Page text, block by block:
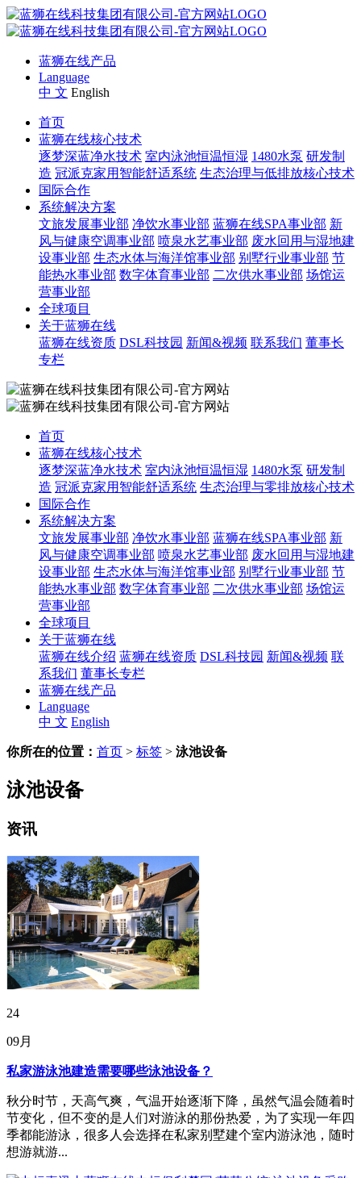
蓝狮在线产品
Language
中 文 English
首页
蓝狮在线核心技术
逐梦深蓝净水技术 室内泳池恒温恒湿 1480水泵 研发制
造 冠派克家用智能舒适系统 生态治理与低排放核心技术
国际合作
系统解决方案
文旅发展事业部 净饮水事业部 蓝狮在线SPA事业部 新
风与健康空调事业部 喷泉水艺事业部 废水回用与湿地建
设事业部 生态水体与海洋馆事业部 别墅行业事业部 节
能热水事业部 数字体育事业部 二次供水事业部 场馆运
营事业部
全球项目
关于蓝狮在线
蓝狮在线资质 DSL科技园 新闻&视频 联系我们 董事长
专栏
首页
蓝狮在线核心技术
逐梦深蓝净水技术 室内泳池恒温恒湿 1480水泵 研发制
造 冠派克家用智能舒适系统 生态治理与零排放核心技术
国际合作
系统解决方案
文旅发展事业部 净饮水事业部 蓝狮在线SPA事业部 新
风与健康空调事业部 喷泉水艺事业部 废水回用与湿地建
设事业部 生态水体与海洋馆事业部 别墅行业事业部 节
能热水事业部 数字体育事业部 二次供水事业部 场馆运
营事业部
全球项目
关于蓝狮在线
蓝狮在线介绍 蓝狮在线资质 DSL科技园 新闻&视频 联
系我们 董事长专栏
蓝狮在线产品
Language
中 文 English
你所在的位置： 首页 > 标签 > 泳池设备
泳池设备
资讯
24
09月
私家游泳池建造需要哪些泳池设备？
秋分时节，天高气爽，气温开始逐渐下降，虽然气温会随着时
节变化，但不变的是人们对游泳的那份热爱，为了实现一年四
季都能游泳，很多人会选择在私家别墅建个室内游泳池，随时
想游就游...